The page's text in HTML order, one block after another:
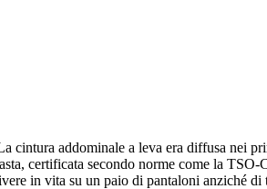
cintura addominale a leva era diffusa nei
certificata secondo norme come la
in vita su un paio di pantaloni anziché